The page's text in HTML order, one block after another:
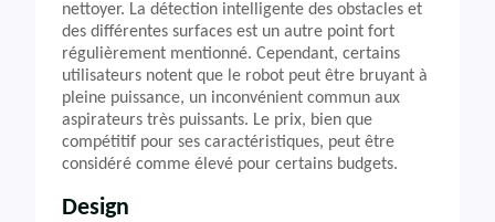
nettoyer. La détection intelligente des obstacles et
des différentes surfaces est un autre point fort
régulièrement mentionné. Cependant, certains
utilisateurs notent que le robot peut être bruyant à
pleine puissance, un inconvénient commun aux
aspirateurs très puissants. Le prix, bien que
compétitif pour ses caractéristiques, peut être
considéré comme élevé pour certains budgets.
Design